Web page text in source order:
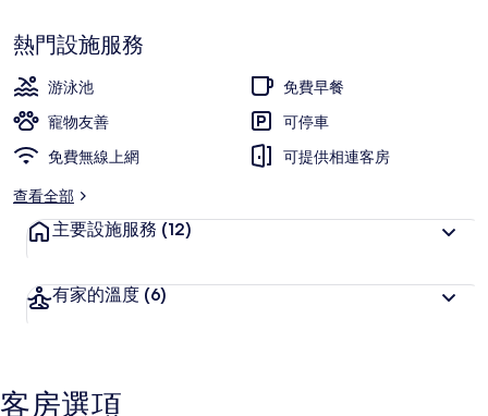
熱門設施服務
游泳池
免費早餐
寵物友善
可停車
免費無線上網
可提供相連客房
查看全部
主要設施服務 (12)
有家的溫度 (6)
客房選項